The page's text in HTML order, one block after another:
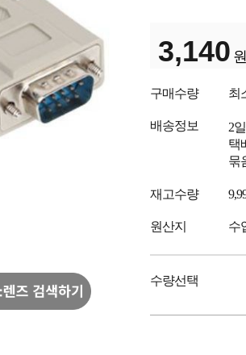
3,140 원
구매수량 최
배송정보 2
택
묶
재고수량
원산지 수
수량선택